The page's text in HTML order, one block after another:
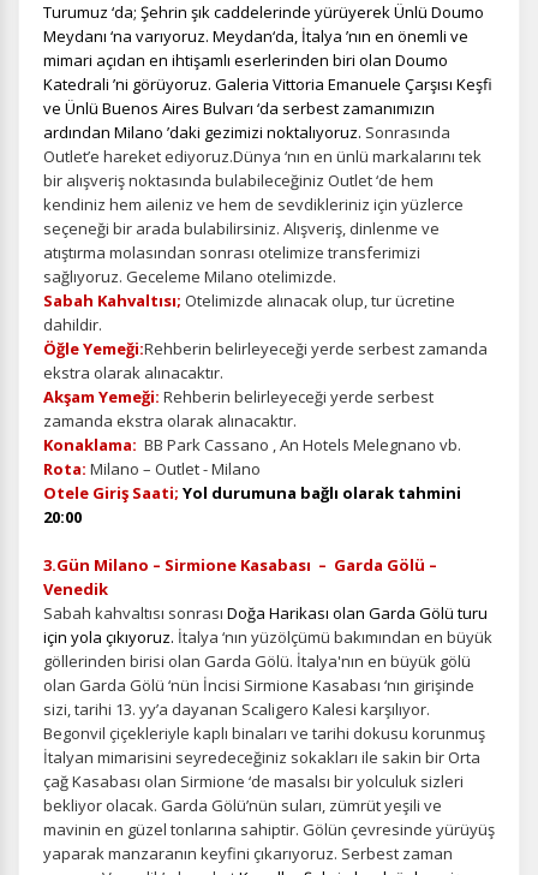
Turumuz ‘da; Şehrin şık caddelerinde yürüyerek Ünlü Doumo
Meydanı ‘na varıyoruz. Meydan‘da, İtalya ’nın en önemli ve
mimari açıdan en ihtişamlı eserlerinden biri olan Doumo
Katedrali ’ni görüyoruz. Galeria Vittoria Emanuele Çarşısı Keşfi
ve Ünlü Buenos Aires Bulvarı ‘da serbest zamanımızın
ardından Milano ’daki gezimizi noktalıyoruz. Sonrasında
Outlet’e hareket ediyoruz.Dünya ‘nın en ünlü markalarını tek
bir alışveriş noktasında bulabileceğiniz Outlet ‘de hem
kendiniz hem aileniz ve hem de sevdikleriniz için yüzlerce
seçeneği bir arada bulabilirsiniz. Alışveriş, dinlenme ve
atıştırma molasından sonrası otelimize transferimizi
sağlıyoruz. Geceleme Milano otelimizde.
Sabah Kahvaltısı; Otelimizde alınacak olup, tur ücretine
dahildir.
Öğle Yemeği:Rehberin belirleyeceği yerde serbest zamanda
ekstra olarak alınacaktır.
Akşam Yemeği: Rehberin belirleyeceği yerde serbest
zamanda ekstra olarak alınacaktır.
Konaklama: BB Park Cassano , An Hotels Melegnano vb.
Rota: Milano – Outlet - Milano
Otele Giriş Saati; Yol durumuna bağlı olarak tahmini
20:00
3.Gün Milano – Sirmione Kasabası – Garda Gölü –
Venedik
Sabah kahvaltısı sonrası Doğa Harikası olan Garda Gölü turu
için yola çıkıyoruz. İtalya ‘nın yüzölçümü bakımından en büyük
göllerinden birisi olan Garda Gölü. İtalya'nın en büyük gölü
olan Garda Gölü ‘nün İncisi Sirmione Kasabası ‘nın girişinde
sizi, tarihi 13. yy’a dayanan Scaligero Kalesi karşılıyor.
Begonvil çiçekleriyle kaplı binaları ve tarihi dokusu korunmuş
İtalyan mimarisini seyredeceğiniz sokakları ile sakin bir Orta
çağ Kasabası olan Sirmione ‘de masalsı bir yolculuk sizleri
bekliyor olacak. Garda Gölü’nün suları, zümrüt yeşili ve
mavinin en güzel tonlarına sahiptir. Gölün çevresinde yürüyüş
yaparak manzaranın keyfini çıkarıyoruz. Serbest zaman